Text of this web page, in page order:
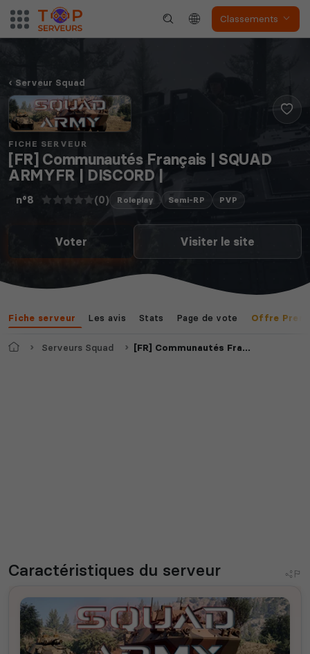
Classements
Serveur Squad
FICHE SERVEUR
[FR] Communautés Français | SQUAD
ARMYFR | DISCORD |
n°8 (0) Roleplay Semi-RP PVP
Voter Visiter le site
Fiche serveur Les avis Stats Page de vote Offre
AccueilServeurs Squad [FR] Communautés Français | SQUAD ARMYFR | DISCORD |
Caractéristiques du serveur